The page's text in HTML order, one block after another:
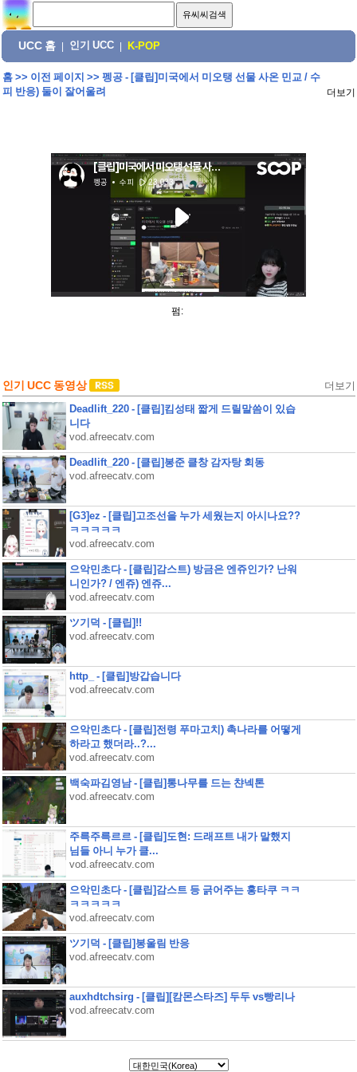
UCC 홈 인기 UCC K-POP
홈>> 이전 페이지 >> 펭공 - [클립]미국에서 미오탱 선물 사온 민교 / 수
피 반응) 둘이 잘어울려
더보기
펌:
인기 UCC 동영상 더보기
Deadlift_220 - [클립]킴성태 짧게 드릴말씀이 있습
니다
vod.afreecatv.com
Deadlift_220 - [클립]봉준 클창 감자탕 회동
vod.afreecatv.com
[G3]ez - [클립]고조선을 누가 세웠는지 아시나요??
ㅋㅋㅋㅋㅋ
vod.afreecatv.com
으악민초다 - [클립]감스트) 방금은 엔쥬인가? 난워
니인가? / 엔쥬) 엔쥬...
vod.afreecatv.com
ツ기덕 - [클립]!!
vod.afreecatv.com
http_ - [클립]방갑습니다
vod.afreecatv.com
으악민초다 - [클립]전령 푸마고치) 촉나라를 어떻게
하라고 했더라..?...
vod.afreecatv.com
백숙파김영남 - [클립]통나무를 드는 챤넥톤
vod.afreecatv.com
주륵주륵르르 - [클립]도현: 드래프트 내가 말했지
님들 아니 누가 클...
vod.afreecatv.com
으악민초다 - [클립]감스트 등 긁어주는 홍타쿠 ㅋㅋ
ㅋㅋㅋㅋㅋ
vod.afreecatv.com
ツ기덕 - [클립]봉울림 반응
vod.afreecatv.com
auxhdtchsirg - [클립][캄몬스타즈] 두두 vs빵리나
vod.afreecatv.com